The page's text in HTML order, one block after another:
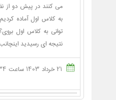
می کنند در پیش دو از
به کلاس اول آماده
توانی به کلاس اول
نتیجه ای رسیدید اینچانب
21 خرداد 1403 ساعت 34 :10